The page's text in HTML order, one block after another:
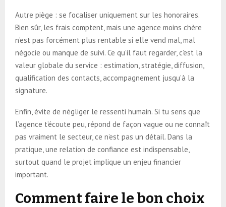
Autre piège : se focaliser uniquement sur les honoraires.
Bien sûr, les frais comptent, mais une agence moins chère
n’est pas forcément plus rentable si elle vend mal, mal
négocie ou manque de suivi. Ce qu’il faut regarder, c’est la
valeur globale du service : estimation, stratégie, diffusion,
qualification des contacts, accompagnement jusqu’à la
signature.
Enfin, évite de négliger le ressenti humain. Si tu sens que
l’agence t’écoute peu, répond de façon vague ou ne connaît
pas vraiment le secteur, ce n’est pas un détail. Dans la
pratique, une relation de confiance est indispensable,
surtout quand le projet implique un enjeu financier
important.
Comment faire le bon choix